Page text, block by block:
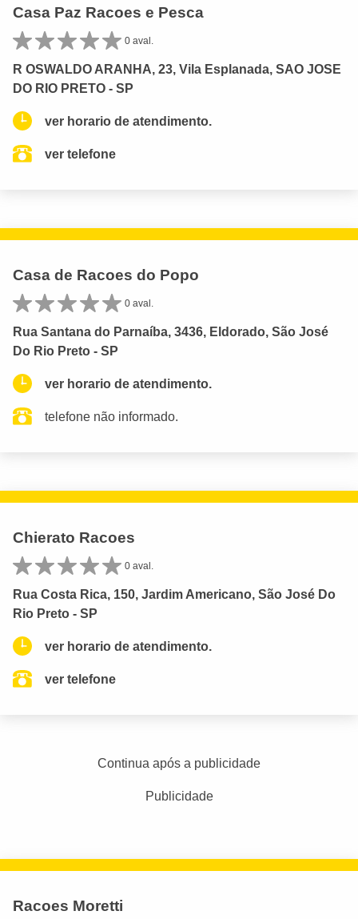
Casa Paz Racoes e Pesca
0 aval.
R OSWALDO ARANHA, 23, Vila Esplanada, SAO JOSE
DO RIO PRETO - SP
ver horario de atendimento.
ver telefone
Casa de Racoes do Popo
0 aval.
Rua Santana do Parnaíba, 3436, Eldorado, São José
Do Rio Preto - SP
ver horario de atendimento.
telefone não informado.
Chierato Racoes
0 aval.
Rua Costa Rica, 150, Jardim Americano, São José Do
Rio Preto - SP
ver horario de atendimento.
ver telefone
Continua após a publicidade
Publicidade
Racoes Moretti